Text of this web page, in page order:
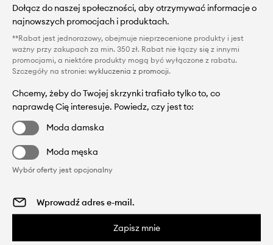
Dołącz do naszej społeczności, aby otrzymywać informacje o
najnowszych promocjach i produktach.
**Rabat jest jednorazowy, obejmuje nieprzecenione produkty i jest
ważny przy zakupach za min. 350 zł. Rabat nie łączy się z innymi
promocjami, a niektóre produkty mogą być wyłączone z rabatu.
Szczegóły na stronie: wykluczenia z promocji.
Chcemy, żeby do Twojej skrzynki trafiało tylko to, co
naprawdę Cię interesuje. Powiedz, czy jest to:
Moda damska
Moda męska
Wybór oferty jest opcjonalny
Zapisz mnie